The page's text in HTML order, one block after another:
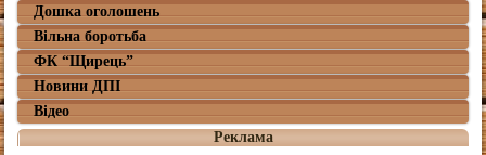
Дошка оголошень
Вільна боротьба
ФК “Щирець”
Новини ДПІ
Відео
Реклама